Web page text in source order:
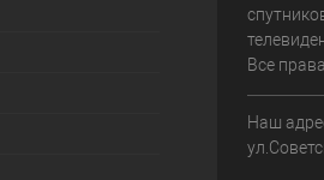
Все
Наш